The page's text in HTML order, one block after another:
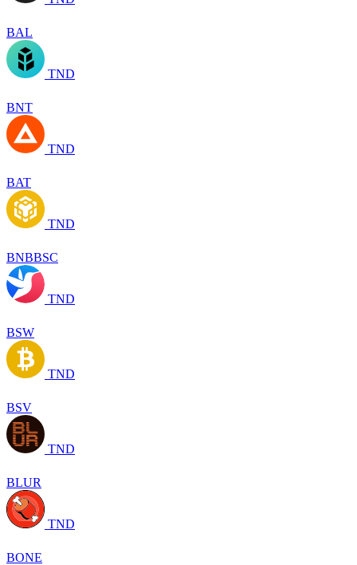
BAL
TND
BNT
TND
BAT
TND
BNBBSC
TND
BSW
TND
BSV
TND
BLUR
TND
BONE